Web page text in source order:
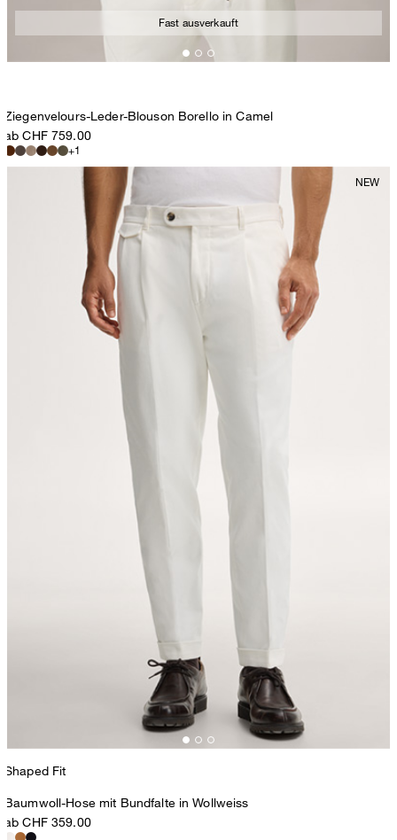
Fast ausverkauft
Ziegenvelours-Leder-Blouson Borello in Camel
ab CHF 759.00
+1
Shaped Fit
Baumwoll-Hose mit Bundfalte in Wollweiss
ab CHF 359.00